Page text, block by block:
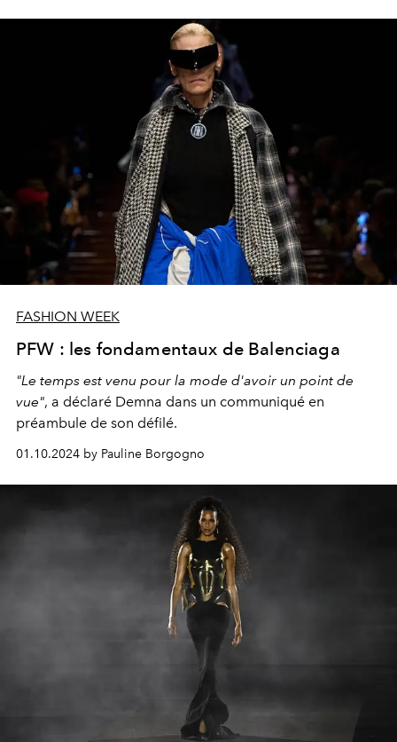
FASHION WEEK
PFW : les fondamentaux de Balenciaga
"Le temps est venu pour la mode d'avoir un point de
vue", a déclaré Demna dans un communiqué en
préambule de son défilé.
01.10.2024 by Pauline Borgogno